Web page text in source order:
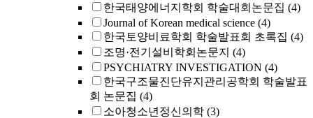
한국태양에너지학회 학술대회논문집 (4)
Journal of Korean medical science (4)
한국토양비료학회 학술발표회 초록집 (4)
조명·전기설비학회논문지 (4)
PSYCHIATRY INVESTIGATION (4)
한국구조물진단유지관리공학회 학술발표
회 논문집 (4)
소아청소년정신의학 (3)